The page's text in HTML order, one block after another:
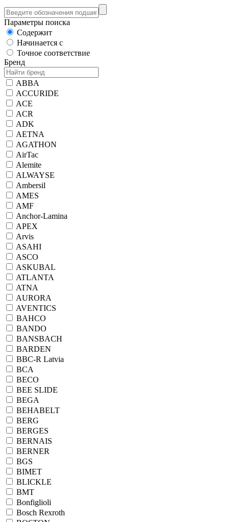
Параметры поиска
Содержит
Начинается с
Точное соответствие
Бренд
ABBA
ACCURIDE
ACE
ACR
ADK
AETNA
AGATHON
AirTac
Alemite
ALWAYSE
Ambersil
AMES
AMF
Anchor-Lamina
APEX
Arvis
ASAHI
ASCO
ASKUBAL
ATLANTA
ATNA
AURORA
AVENTICS
BAHCO
BANDO
BANSBACH
BARDEN
BBC-R Latvia
BCA
BECO
BEE SLIDE
BEGA
BEHABELT
BERG
BERGES
BERNAIS
BERNER
BGS
BIMET
BLICKLE
BMT
Bonfiglioli
Bosch Rexroth